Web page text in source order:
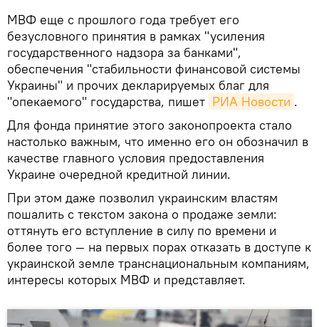
МВФ еще с прошлого года требует его
безусловного принятия в рамках "усиления
государственного надзора за банками",
обеспечения "стабильности финансовой системы
Украины" и прочих декларируемых благ для
"опекаемого" государства, пишет РИА Новости .
Для фонда принятие этого законопроекта стало
настолько важным, что именно его он обозначил в
качестве главного условия предоставления
Украине очередной кредитной линии.
При этом даже позволил украинским властям
пошалить с текстом закона о продаже земли:
оттянуть его вступление в силу по времени и
более того — на первых порах отказать в доступе к
украинской земле транснациональным компаниям,
интересы которых МВФ и представляет.